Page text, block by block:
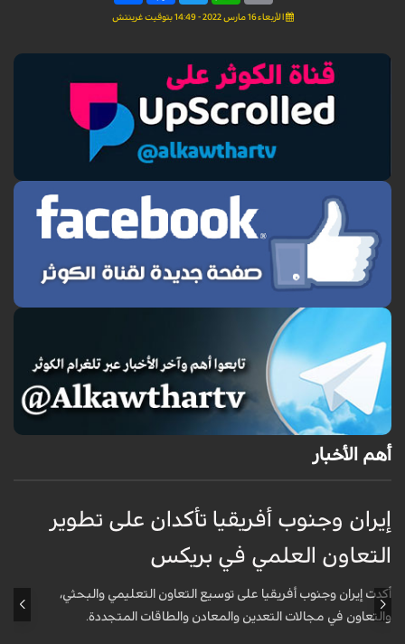
الأربعاء 16 مارس 2022 - 14:49 بتوقيت غرينتش
أهم الأخبار
إيران وجنوب أفريقيا تأكدان على تطوير
التعاون العلمي في بريكس
أكدت إيران وجنوب أفريقيا على توسيع التعاون التعليمي والبحثي،
والتعاون في مجالات التعدين والمعادن والطاقات المتجددة.